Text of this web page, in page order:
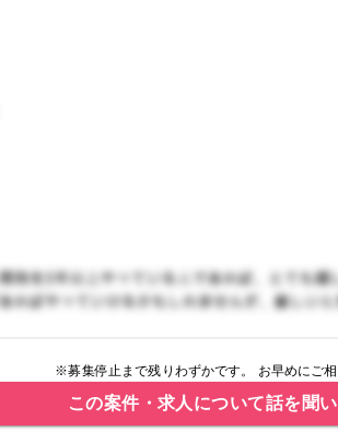
※募集停止まで残りわずかです。 お早めにご
この案件・求人について話を聞